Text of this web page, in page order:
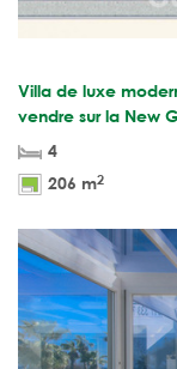
Villa de luxe
vendre sur la New
4
206 m2